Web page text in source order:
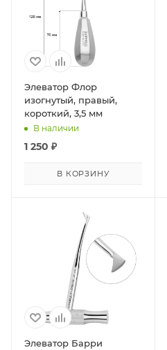
Элеватор Флор
изогнутый, правый,
короткий, 3,5 мм
В наличии
1 250 ₽
В КОРЗИНУ
Элеватор Барри